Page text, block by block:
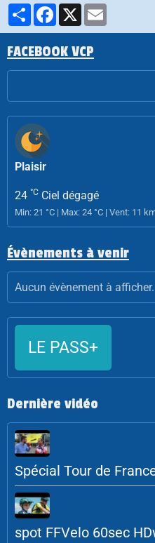
PartagerFacebook
X
FACEBOOK VCP
Plaisir
24 °C Ciel dégagé
Min: 21 °C | Max: 24 °C | Vent: 11
Évènements à venir
Aucun évènement à afficher.
LE PASS+
Dernière vidéo
Spécial Tour de
spot FFVelo 60sec